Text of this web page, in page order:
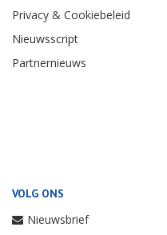
Privacy & Cookiebeleid
Nieuwsscript
Partnernieuws
VOLG ONS
Nieuwsbrief